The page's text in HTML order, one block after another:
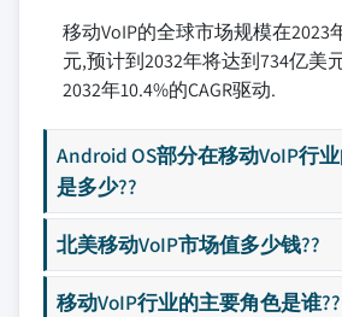
移动VoIP的全球市场规模在2023
元,预计到2032年将达到734亿美
2032年10.4%的CAGR驱动.
Android OS部分在移动VoIP行
是多少??
北美移动VoIP市场值多少钱??
移动VoIP行业的主要角色是谁??